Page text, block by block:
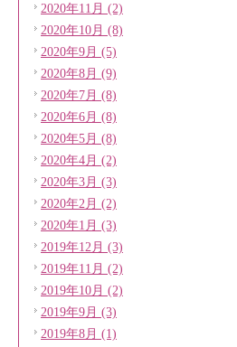
2020年11月 (2)
2020年10月 (8)
2020年9月 (5)
2020年8月 (9)
2020年7月 (8)
2020年6月 (8)
2020年5月 (8)
2020年4月 (2)
2020年3月 (3)
2020年2月 (2)
2020年1月 (3)
2019年12月 (3)
2019年11月 (2)
2019年10月 (2)
2019年9月 (3)
2019年8月 (1)